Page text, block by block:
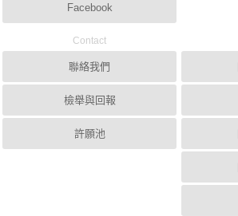
Facebook
Contact
聯絡我們
檢舉與回報
許願池